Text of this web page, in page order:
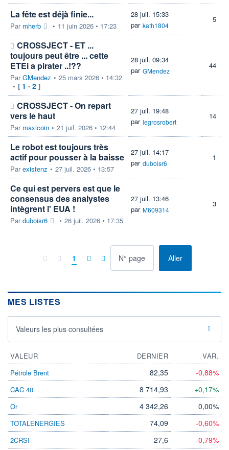
La fête est déjà finie...
Par mherb • 11 juin 2026 • 17:23
28 juil. 15:33
par kath1804
5
CROSSJECT - ET ...
toujours peut être ... cette
ETEi a pirater ..!??
ParGMendez • 25 mars 2026 • 14:32
• [ 1 - 2 ]
28 juil. 09:34
par GMendez
44
CROSSJECT - On repart
vers le haut
Par maxicoin • 21 juil. 2026 • 12:44
27 juil. 19:48
par legrosrobert
14
Le robot est toujours très
actif pour pousser à la baisse
Parexistenz • 27 juil. 2026 • 13:57
27 juil. 14:17
par duboisr6
1
Ce qui est pervers est que le
consensus des analystes
intègrent l' EUA !
Parduboisr6 • 26 juil. 2026 • 17:35
27 juil. 13:46
par M609314
3
1 Allerà la page
MES LISTES
Valeurs les plus consultées
VALEUR DERNIER
VAR.
Pétrole Brent
82,35 -0,88%
CAC 40 8 714,93 +0,17%
Or 4 342,26 0,00%
TOTALENERGIES 74,09 -0,60%
2CRSI 27,6 -0,79%